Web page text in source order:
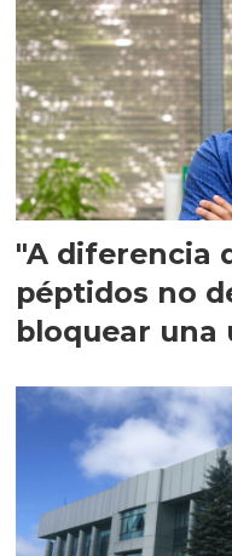
"A diferencia
péptidos no
bloquear una